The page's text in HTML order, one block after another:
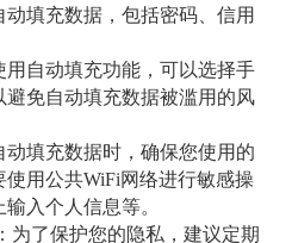
填充数据，包括密码、信用
自动填充功能，可以选择手
免自动填充数据被滥用的风
填充数据时，确保您使用的
用公共WiFi网络进行敏感操
入个人信息等。
为了保护您的隐私，建议定期